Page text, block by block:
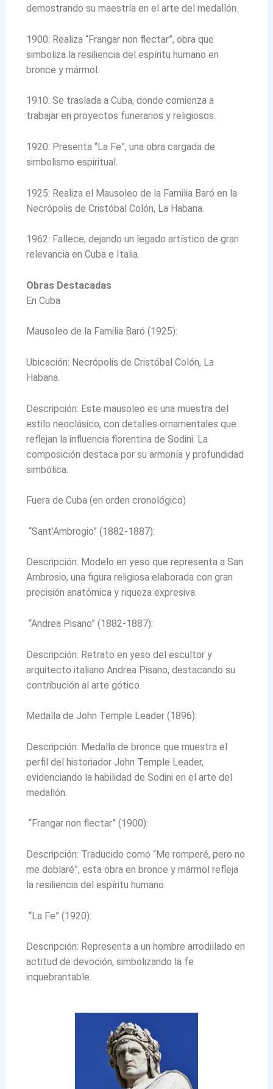
demostrando su maestría en el arte del medallón.
1900: Realiza “Frangar non flectar”, obra que
simboliza la resiliencia del espíritu humano en
bronce y mármol.
1910: Se traslada a Cuba, donde comienza a
trabajar en proyectos funerarios y religiosos.
1920: Presenta “La Fe”, una obra cargada de
simbolismo espiritual.
1925: Realiza el Mausoleo de la Familia Baró en la
Necrópolis de Cristóbal Colón, La Habana.
1962: Fallece, dejando un legado artístico de gran
relevancia en Cuba e Italia.
Obras Destacadas
En Cuba
Mausoleo de la Familia Baró (1925):
Ubicación: Necrópolis de Cristóbal Colón, La
Habana.
Descripción: Este mausoleo es una muestra del
estilo neoclásico, con detalles ornamentales que
reflejan la influencia florentina de Sodini. La
composición destaca por su armonía y profundidad
simbólica.
Fuera de Cuba (en orden cronológico)
“Sant’Ambrogio” (1882-1887):
Descripción: Modelo en yeso que representa a San
Ambrosio, una figura religiosa elaborada con gran
precisión anatómica y riqueza expresiva.
“Andrea Pisano” (1882-1887):
Descripción: Retrato en yeso del escultor y
arquitecto italiano Andrea Pisano, destacando su
contribución al arte gótico.
Medalla de John Temple Leader (1896):
Descripción: Medalla de bronce que muestra el
perfil del historiador John Temple Leader,
evidenciando la habilidad de Sodini en el arte del
medallón.
“Frangar non flectar” (1900):
Descripción: Traducido como “Me romperé, pero no
me doblaré”, esta obra en bronce y mármol refleja
la resiliencia del espíritu humano.
“La Fe” (1920):
Descripción: Representa a un hombre arrodillado en
actitud de devoción, simbolizando la fe
inquebrantable.